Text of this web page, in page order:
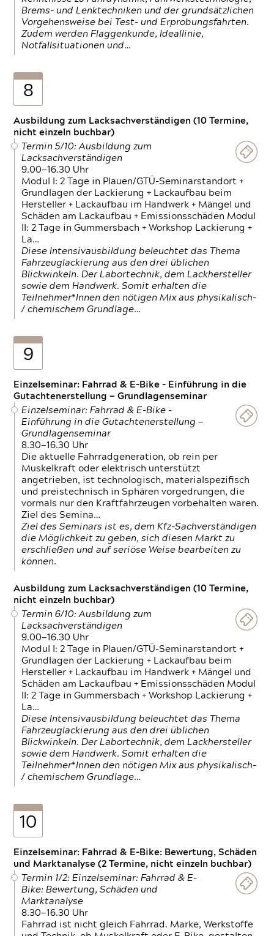
Brems- und Lenktechniken und der grundsätzlichen
Vorgehensweise bei Test- und Erprobungsfahrten.
Zudem werden Flaggenkunde, Ideallinie,
Notfallsituationen und…
8
Ausbildung zum Lacksachverständigen (10 Termine,
nicht einzeln buchbar)
Termin 5/10: Ausbildung zum
Lacksachverständigen
9.00—16.30 Uhr
Modul I: 2 Tage in Plauen/GTÜ-Seminarstandort +
Grundlagen der Lackierung + Lackaufbau beim
Hersteller + Lackaufbau im Handwerk + Mängel und
Schäden am Lackaufbau + Emissionsschäden Modul
II: 2 Tage in Gummersbach + Workshop Lackierung +
La…
Diese Intensivausbildung beleuchtet das Thema
Fahrzeuglackierung aus den drei üblichen
Blickwinkeln. Der Labortechnik, dem Lackhersteller
sowie dem Handwerk. Somit erhalten die
Teilnehmer*Innen den nötigen Mix aus physikalisch-
/ chemischem Grundlage…
9
Einzelseminar: Fahrrad & E-Bike - Einführung in die
Gutachtenerstellung — Grundlagenseminar
Einzelseminar: Fahrrad & E-Bike -
Einführung in die Gutachtenerstellung —
Grundlagenseminar
8.30—16.30 Uhr
Die aktuelle Fahrradgeneration, ob rein per
Muskelkraft oder elektrisch unterstützt
angetrieben, ist technologisch, materialspezifisch
und preistechnisch in Sphären vorgedrungen, die
vormals nur den Kraftfahrzeugen vorbehalten waren.
Ziel des Semina…
Ziel des Seminars ist es, dem Kfz-Sachverständigen
die Möglichkeit zu geben, sich diesen Markt zu
erschließen und auf seriöse Weise bearbeiten zu
können.
Ausbildung zum Lacksachverständigen (10 Termine,
nicht einzeln buchbar)
Termin 6/10: Ausbildung zum
Lacksachverständigen
9.00—16.30 Uhr
Modul I: 2 Tage in Plauen/GTÜ-Seminarstandort +
Grundlagen der Lackierung + Lackaufbau beim
Hersteller + Lackaufbau im Handwerk + Mängel und
Schäden am Lackaufbau + Emissionsschäden Modul
II: 2 Tage in Gummersbach + Workshop Lackierung +
La…
Diese Intensivausbildung beleuchtet das Thema
Fahrzeuglackierung aus den drei üblichen
Blickwinkeln. Der Labortechnik, dem Lackhersteller
sowie dem Handwerk. Somit erhalten die
Teilnehmer*Innen den nötigen Mix aus physikalisch-
/ chemischem Grundlage…
10
Einzelseminar: Fahrrad & E-Bike: Bewertung, Schäden
und Marktanalyse (2 Termine, nicht einzeln buchbar)
Termin 1/2: Einzelseminar: Fahrrad & E-
Bike: Bewertung, Schäden und
Marktanalyse
8.30—16.30 Uhr
Fahrrad ist nicht gleich Fahrrad. Marke, Werkstoffe